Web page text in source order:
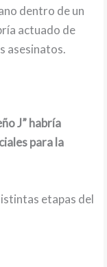
dentro de un
actuado de
asesinatos.
J” habría
para la
etapas del